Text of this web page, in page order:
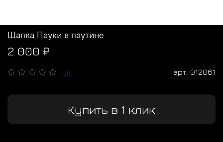
(0) арт. 012061
Шапка Пауки в паутине
2 000 ₽
Купить в 1 клик